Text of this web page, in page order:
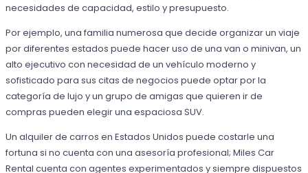
necesidades de capacidad, estilo y presupuesto.
Por ejemplo, una familia numerosa que decide organizar un viaje
por diferentes estados puede hacer uso de una van o minivan, un
alto ejecutivo con necesidad de un vehículo moderno y
sofisticado para sus citas de negocios puede optar por la
categoría de lujo y un grupo de amigas que quieren ir de
compras pueden elegir una espaciosa SUV.
Un alquiler de carros en Estados Unidos puede costarle una
fortuna si no cuenta con una asesoría profesional; Miles Car
Rental cuenta con agentes experimentados y siempre dispuestos